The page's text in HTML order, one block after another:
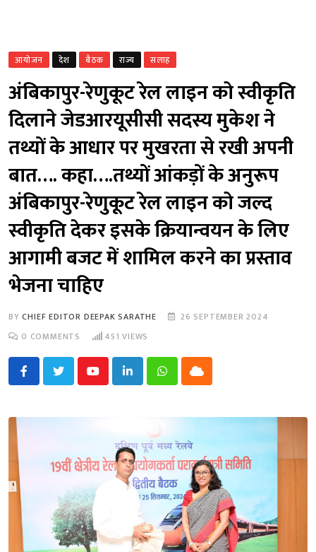
आयोजन देश बैठक राज्य सलाह
अंबिकापुर-रेणुकूट रेल लाइन को स्वीकृति
दिलाने जेडआरयूसीसी सदस्य मुकेश ने
तथ्यों के आधार पर मुखरता से रखी अपनी
बात…. कहा….तथ्यों आंकड़ों के अनुरूप
अंबिकापुर-रेणुकूट रेल लाइन को जल्द
स्वीकृति देकर इसके क्रियान्वयन के लिए
आगामी बजट में शामिल करने का प्रस्ताव
भेजना चाहिए
BYCHIEF EDITOR DEEPAK SARATHE
26 SEPTEMBER 2024
0 COMMENTS 451 VIEWS
YoutubeLinkedInWhatsappCloud